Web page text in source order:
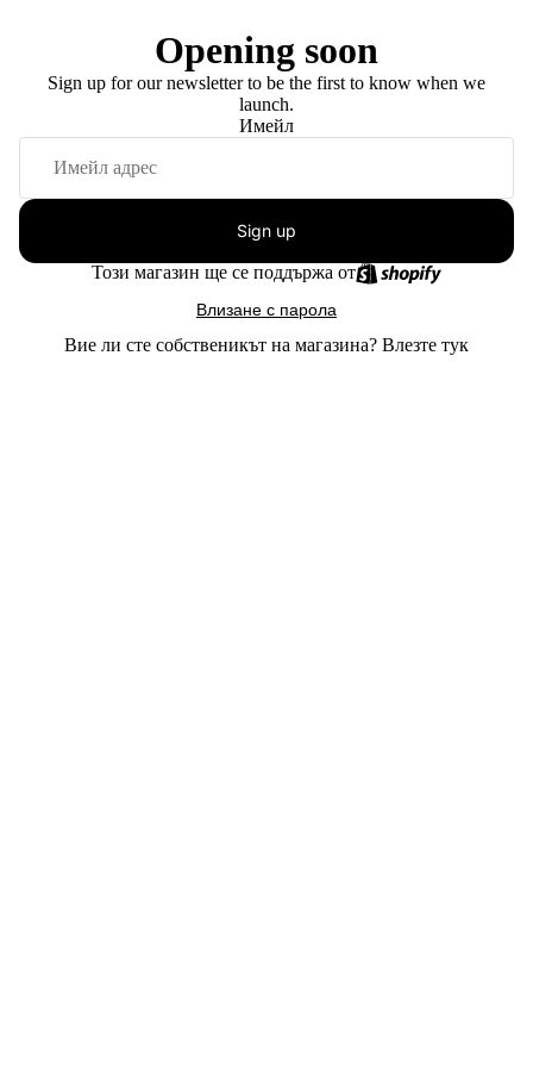
Opening soon
Sign up for our newsletter to be the first to know when we
launch.
Имейл
Sign up
Този магазин ще се поддържа от
Влизане с парола
Вие ли сте собственикът на магазина? Влезте тук